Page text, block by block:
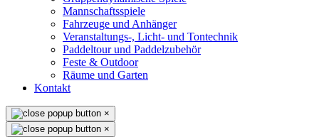
Mannschaftsspiele
Fahrzeuge und Anhänger
Veranstaltungs-, Licht- und Tontechnik
Paddeltour und Paddelzubehör
Feste & Outdoor
Räume und Garten
Kontakt
×
×